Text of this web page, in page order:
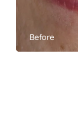
Before